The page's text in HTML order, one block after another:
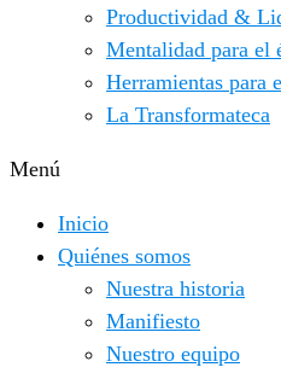
Productividad &
Mentalidad para el
Herramientas para
La Transformateca
Menú
Inicio
Quiénes somos
Nuestra historia
Manifiesto
Nuestro equipo